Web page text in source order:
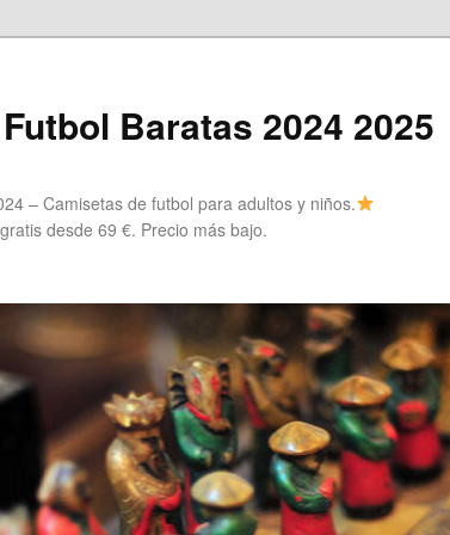
Baratas 2024 2025
– Camisetas de futbol para adultos y niños.
desde 69 €. Precio más bajo.